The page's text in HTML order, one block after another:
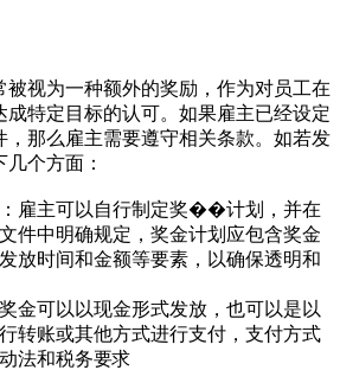
被视为一种额外的奖励，作为对员工在
成特定目标的认可。如果雇主已经设定
，那么雇主需要遵守相关条款。如若发
个方面：
：雇主可以自行制定奖��计划，并在
件中明确规定，奖金计划应包含奖金
放时间和金额等要素，以确保透明和
奖金可以以现金形式发放，也可以是以
转账或其他方式进行支付，支付方式
法和税务要求